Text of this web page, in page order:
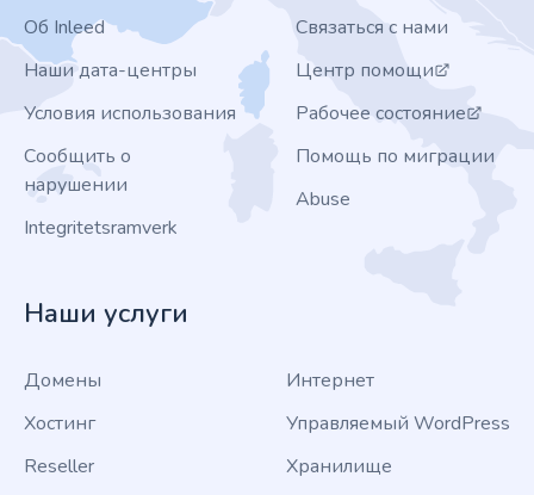
Об Inleed
Наши дата-центры
Условия использования
Сообщить о
нарушении
Integritetsramverk
Связаться с нами
Центр помощи
Рабочее состояние
Помощь по миграции
Abuse
Наши услуги
Домены
Хостинг
Reseller
Интернет
Управляемый WordPress
Хранилище